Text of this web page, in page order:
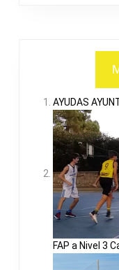
AYUDAS
FAP a Nivel 3